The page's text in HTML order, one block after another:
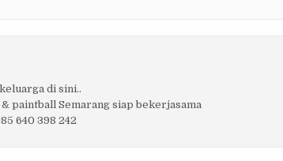
di sini..
paintball Semarang siap bekerjasama
640 398 242